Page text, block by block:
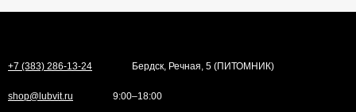
+7 (383) 286-13-24 Бердск, Речная, 5 (ПИТОМНИК)
shop@lubvit.ru 9:00–18:00